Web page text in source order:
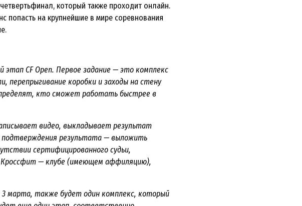
который также проходит онлайн.
попасть на крупнейшие в мире соревнования
CF Open. Первое задание — это комплекс
перепрыгивание коробки и заходы на стену
кто сможет работать быстрее в
видео, выкладывает результат
подтверждения результата — выложить
сертифицированного судьи,
Кроссфит — клубе (имеющем аффиляцию),
марта, также будет один комплекс, который